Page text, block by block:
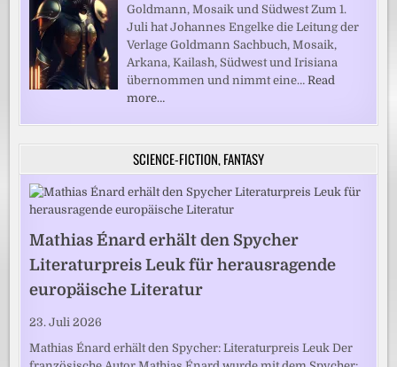
Goldmann, Mosaik und Südwest Zum 1.
Juli hat Johannes Engelke die Leitung der
Verlage Goldmann Sachbuch, Mosaik,
Arkana, Kailash, Südwest und Irisiana
übernommen und nimmt eine…Read
more…
SCIENCE-FICTION, FANTASY
Mathias Énard erhält den Spycher
Literaturpreis Leuk für herausragende
europäische Literatur
23. Juli 2026
Mathias Énard erhält den Spycher: Literaturpreis Leuk Der